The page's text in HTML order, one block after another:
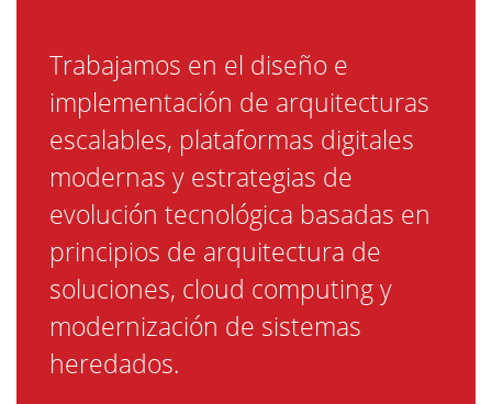
Trabajamos en el diseño e
implementación de arquitecturas
escalables, plataformas digitales
modernas y estrategias de
evolución tecnológica basadas en
principios de arquitectura de
soluciones, cloud computing y
modernización de sistemas
heredados.